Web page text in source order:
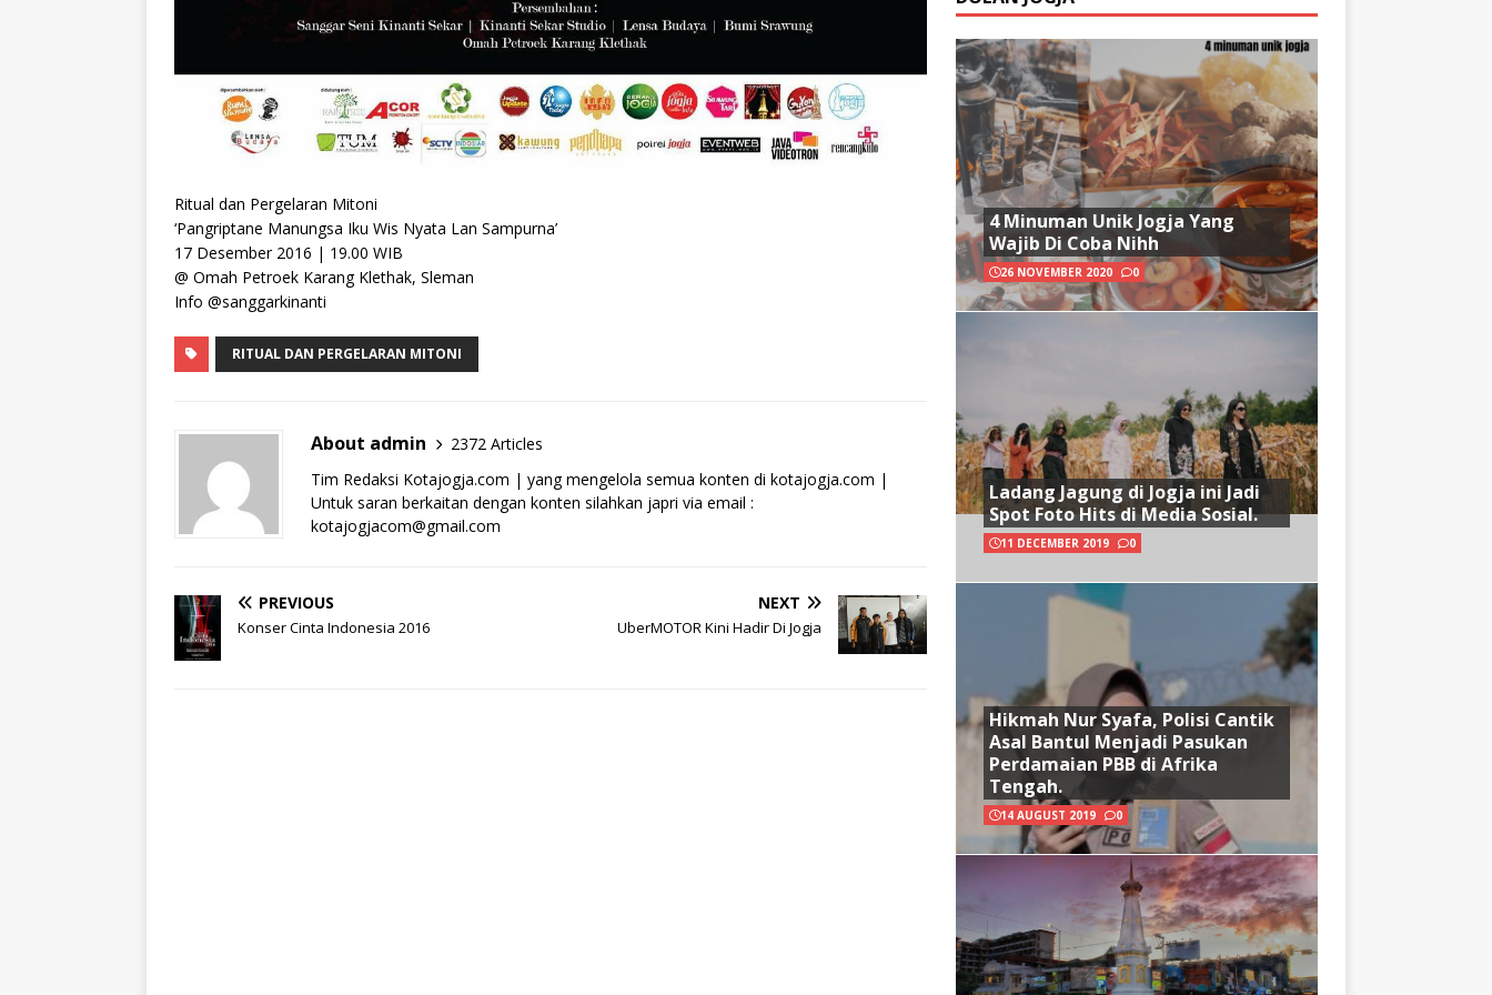
Ritual dan Pergelaran Mitoni
‘Pangriptane Manungsa Iku Wis Nyata Lan Sampurna’
17 Desember 2016 | 19.00 WIB
@ Omah Petroek Karang Klethak, Sleman
Info @sanggarkinanti
RITUAL DAN PERGELARAN MITONI
About admin
2372 Articles
Tim Redaksi Kotajogja.com | yang mengelola semua konten di kotajogja.com |
Untuk saran berkaitan dengan konten silahkan japri via email :
kotajogjacom@gmail.com
PREVIOUS
Konser Cinta Indonesia 2016
NEXT
UberMOTOR Kini Hadir Di Jogja
4 Minuman Unik Jogja Yang
Wajib Di Coba Nihh
26 NOVEMBER 2020 0
Ladang Jagung di Jogja ini Jadi
Spot Foto Hits di Media Sosial.
11 DECEMBER 2019 0
Hikmah Nur Syafa, Polisi Cantik
Asal Bantul Menjadi Pasukan
Perdamaian PBB di Afrika
Tengah.
14 AUGUST 2019 0